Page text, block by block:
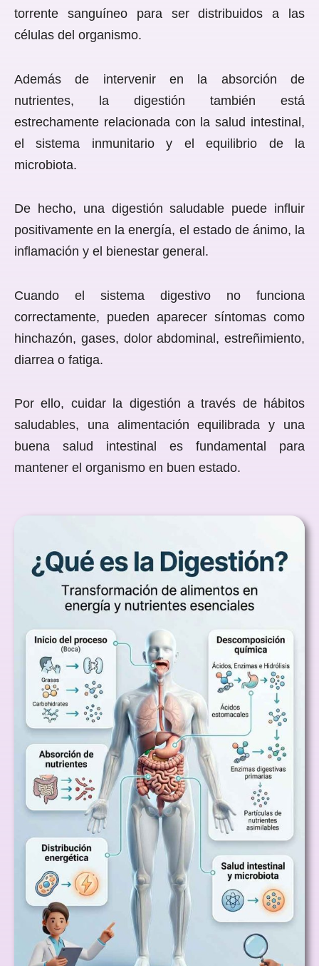
torrente sanguíneo para ser distribuidos a las
células del organismo.
Además de intervenir en la absorción de
nutrientes, la digestión también está
estrechamente relacionada con la salud intestinal,
el sistema inmunitario y el equilibrio de la
microbiota.
De hecho, una digestión saludable puede influir
positivamente en la energía, el estado de ánimo, la
inflamación y el bienestar general.
Cuando el sistema digestivo no funciona
correctamente, pueden aparecer síntomas como
hinchazón, gases, dolor abdominal, estreñimiento,
diarrea o fatiga.
Por ello, cuidar la digestión a través de hábitos
saludables, una alimentación equilibrada y una
buena salud intestinal es fundamental para
mantener el organismo en buen estado.